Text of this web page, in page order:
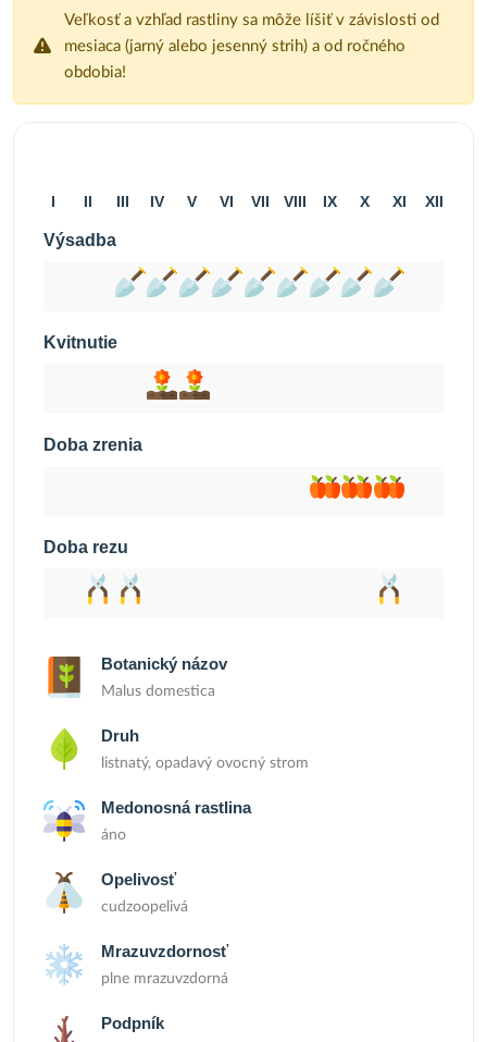
Veľkosť a vzhľad rastliny sa môže líšiť v závislosti od
mesiaca (jarný alebo jesenný strih) a od ročného
obdobia!
I II III IV V VI VII VIII IX X XI XII
Výsadba
Kvitnutie
Doba zrenia
Doba rezu
Botanický názov
Malus domestica
Druh
listnatý, opadavý ovocný strom
Medonosná rastlina
áno
Opelivosť
cudzoopelivá
Mrazuvzdornosť
plne mrazuvzdorná
Podpník